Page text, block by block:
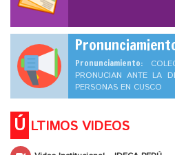
Pronunciamiento:
PRONUCIAN ANTE LA
PERSONAS EN CUSCO
Ú LTIMOS VIDEOS